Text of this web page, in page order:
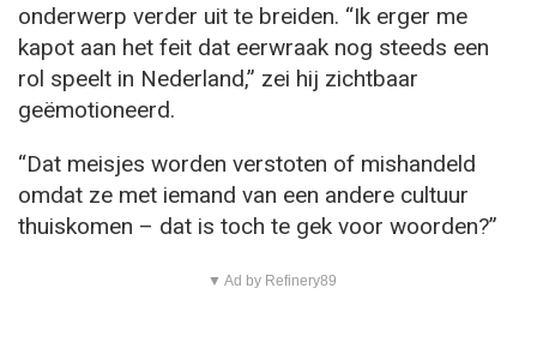
onderwerp verder uit te breiden. “Ik erger me
kapot aan het feit dat eerwraak nog steeds een
rol speelt in Nederland,” zei hij zichtbaar
geëmotioneerd.
“Dat meisjes worden verstoten of mishandeld
omdat ze met iemand van een andere cultuur
thuiskomen – dat is toch te gek voor woorden?”
▼ Ad by Refinery89